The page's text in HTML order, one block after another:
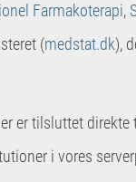
Farmakoterapi,
(medstat.dk),
er tilsluttet
i vores